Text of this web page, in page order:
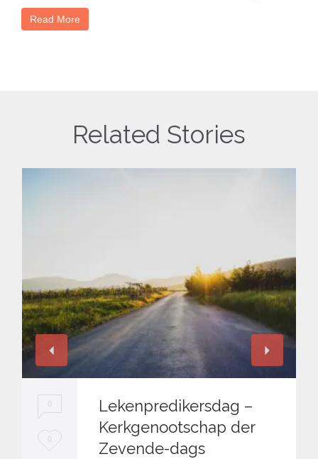
Read More
Related Stories
0
L0
Lekenpredikersdag –
Kerkgenootschap der
Zevende-dags